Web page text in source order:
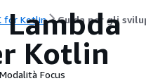
for Kotlin Guida per gli
Lambda
Kotlin
Modalità Focus